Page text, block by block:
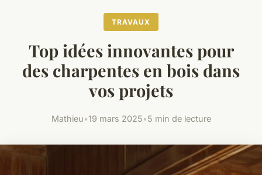
TRAVAUX
Top idées innovantes pour
des charpentes en bois dans
vos projets
Mathieu•19 mars 2025•5 min de lecture